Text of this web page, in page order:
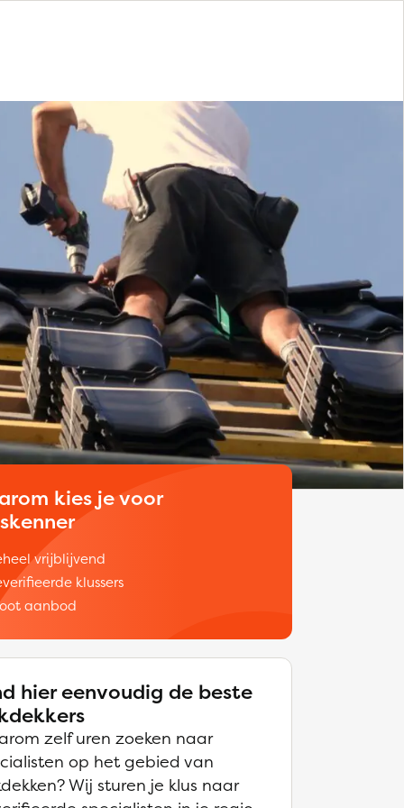
kies je voor
vrijblijvend
klussers
aanbod
hier eenvoudig de beste
zelf uren zoeken naar
op het gebied van
Wij sturen je klus naar